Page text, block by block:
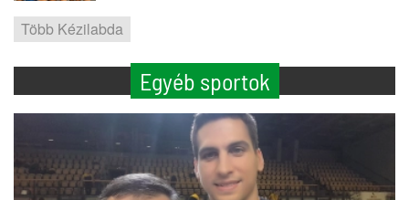
Több Kézilabda
Egyéb sportok